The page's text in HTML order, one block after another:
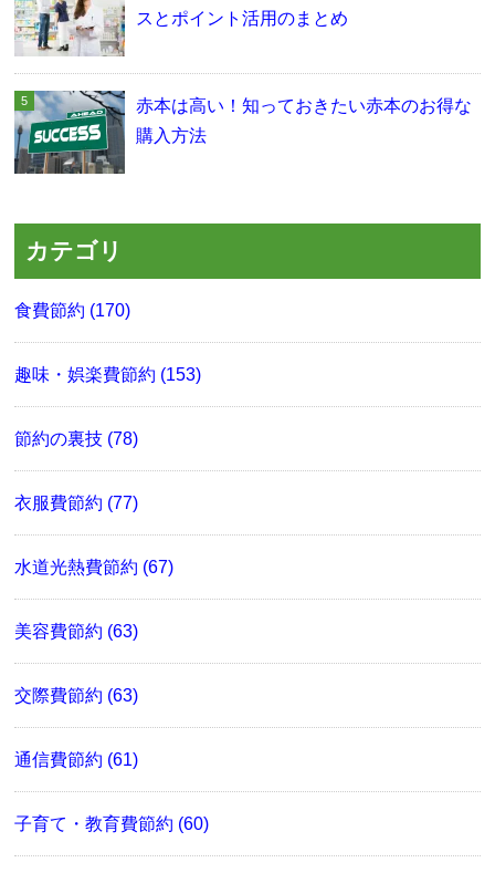
スとポイント活用のまとめ
赤本は高い！知っておきたい赤本のお得な
購入方法
カテゴリ
食費節約 (170)
趣味・娯楽費節約 (153)
節約の裏技 (78)
衣服費節約 (77)
水道光熱費節約 (67)
美容費節約 (63)
交際費節約 (63)
通信費節約 (61)
子育て・教育費節約 (60)